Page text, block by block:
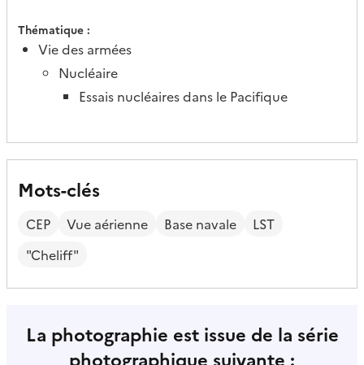
Thématique
Vie des armées
Nucléaire
Essais nucléaires dans le Pacifique
Mots-clés
CEP Vue aérienne Base navale
LST
"Cheliff"
La photographie est issue de la série
photographique suivante :